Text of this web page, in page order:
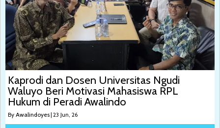
Kaprodi dan Dosen Universitas Ngudi
Waluyo Beri Motivasi Mahasiswa RPL
Hukum di Peradi Awalindo
By Awalindoyes| 23 Jun, 26